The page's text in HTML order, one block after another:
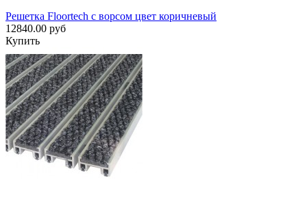
Решетка Floortech с ворсом цвет коричневый
12840.00 руб
Купить